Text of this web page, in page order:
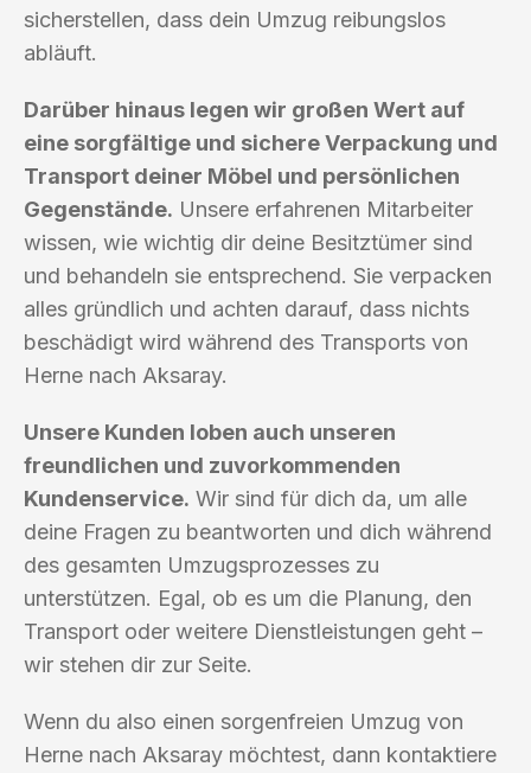
sicherstellen, dass dein Umzug reibungslos
abläuft.
Darüber hinaus legen wir großen Wert auf
eine sorgfältige und sichere Verpackung und
Transport deiner Möbel und persönlichen
Gegenstände. Unsere erfahrenen Mitarbeiter
wissen, wie wichtig dir deine Besitztümer sind
und behandeln sie entsprechend. Sie verpacken
alles gründlich und achten darauf, dass nichts
beschädigt wird während des Transports von
Herne nach Aksaray.
Unsere Kunden loben auch unseren
freundlichen und zuvorkommenden
Kundenservice. Wir sind für dich da, um alle
deine Fragen zu beantworten und dich während
des gesamten Umzugsprozesses zu
unterstützen. Egal, ob es um die Planung, den
Transport oder weitere Dienstleistungen geht –
wir stehen dir zur Seite.
Wenn du also einen sorgenfreien Umzug von
Herne nach Aksaray möchtest, dann kontaktiere